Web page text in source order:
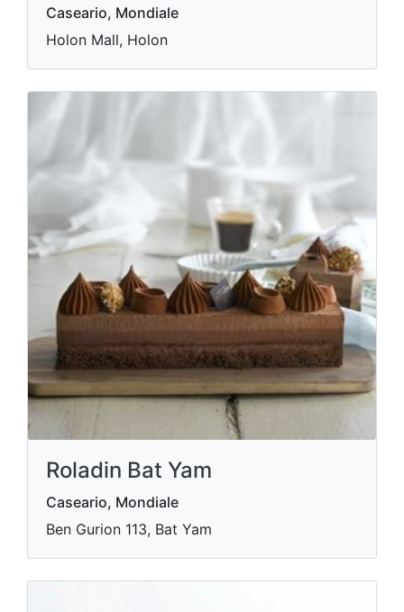
Caseario, Mondiale
Holon Mall, Holon
Roladin Bat Yam
Caseario, Mondiale
Ben Gurion 113, Bat Yam